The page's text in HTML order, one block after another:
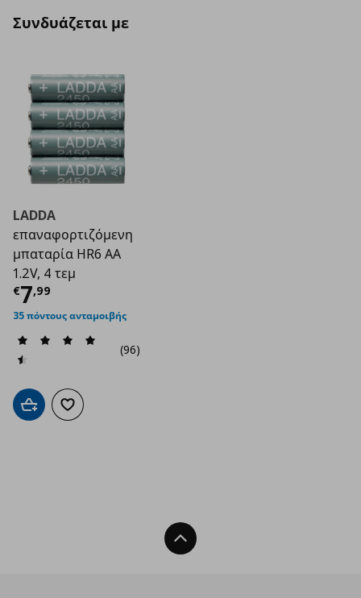
Συνδυάζεται με
LADDA
επαναφορτιζόμενη
μπαταρία HR6 AA
1.2V, 4 τεμ
€7,99
Τρέχουσα τιμή
35 πόντους ανταμοιβής
(96)
Προσθήκη στο καλάθι
Προσθήκη στα αγαπημένα
Back To Top